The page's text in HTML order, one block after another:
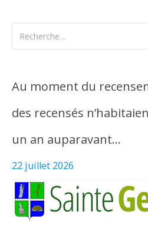
Au moment du
des recensés
un an auparavant…
22 juillet 2026